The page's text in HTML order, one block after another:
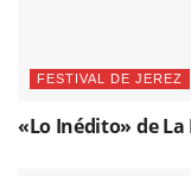
FESTIVAL DE JEREZ
«Lo Inédito» de